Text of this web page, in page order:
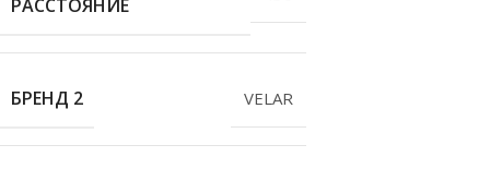
РАССТОЯНИЕ
БРЕНД 2 VELAR